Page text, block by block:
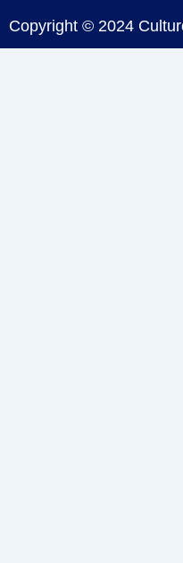
Copyright © 2024